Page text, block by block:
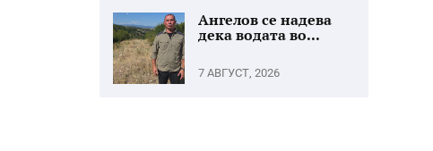
Ангелов се надева
дека водата во...
7 АВГУСТ, 2026